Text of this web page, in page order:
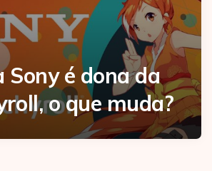
Sony é dona da
o que muda?